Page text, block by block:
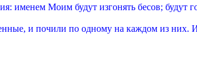
именем Моим будут изгонять бесов; будут
и почили по одному на каждом из них.